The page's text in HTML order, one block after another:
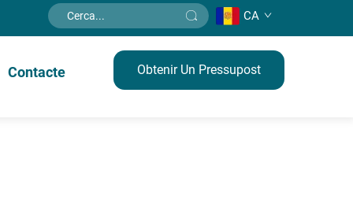
CA
Contacte Obtenir Un Pressupost